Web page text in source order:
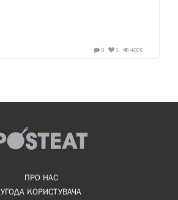
4005
1
0
ПРО НАС
УГОДА КОРИСТУВАЧА